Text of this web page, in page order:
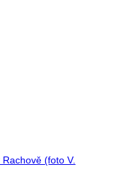
(foto V.